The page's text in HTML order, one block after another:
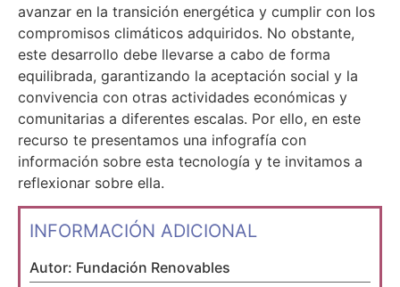
avanzar en la transición energética y cumplir con los
compromisos climáticos adquiridos. No obstante,
este desarrollo debe llevarse a cabo de forma
equilibrada, garantizando la aceptación social y la
convivencia con otras actividades económicas y
comunitarias a diferentes escalas. Por ello, en este
recurso te presentamos una infografía con
información sobre esta tecnología y te invitamos a
reflexionar sobre ella.
INFORMACIÓN ADICIONAL
Autor: Fundación Renovables